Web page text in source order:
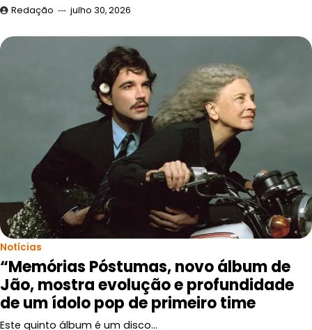
Redação julho 30, 2026
Notícias
“Memórias Póstumas, novo álbum de
Jão, mostra evolução e profundidade
de um ídolo pop de primeiro time
Este quinto álbum é um disco…